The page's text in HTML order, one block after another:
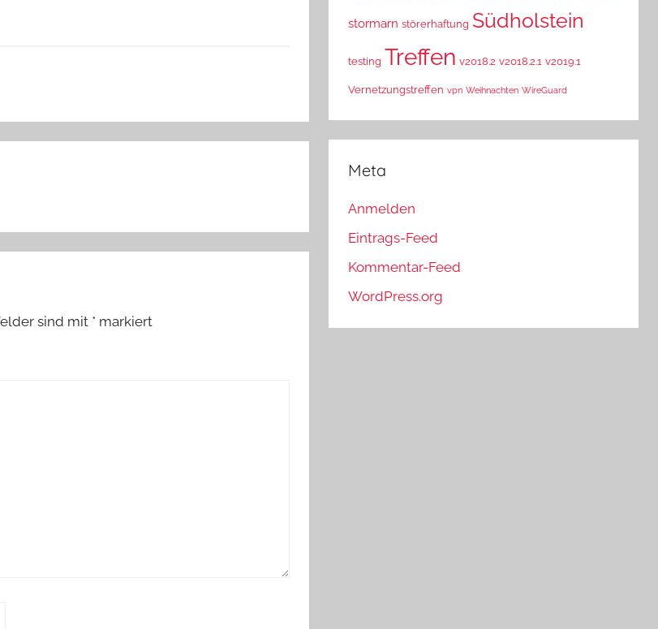
sind mit * markiert
stormarn störerhaftung Südholstein
testing Treffen v2018.2 v2018.2.1 v2019.1
Vernetzungstreffen vpn Weihnachten WireGuard
Meta
Anmelden
Eintrags-Feed
Kommentar-Feed
WordPress.org